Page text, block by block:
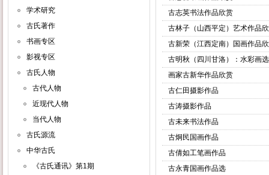
学术研究
古氏著作
书画专区
影视专区
古氏人物
古代人物
近现代人物
当代人物
古氏源流
中华古氏
《古氏通讯》第1期
古志英书法作品欣赏
古林子（山西平定）艺术作品
古新荣（江西定南）国画作品
古明秋（四川甘洛）：水彩画选
画家古新华作品欣赏
古仁田摄影作品
古涛摄影作品
古未来书法作品
古炯民国画作品
古倩如工笔画作品
古永青国画作品选